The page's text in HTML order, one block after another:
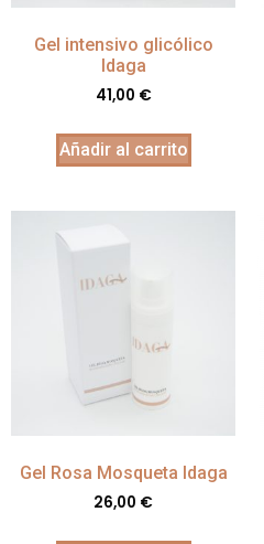
Gel intensivo glicólico
Idaga
41,00 €
Añadir al carrito
Gel Rosa Mosqueta Idaga
26,00 €